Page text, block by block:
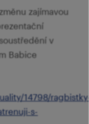
zajímavou
v
Babice
14798/
s-